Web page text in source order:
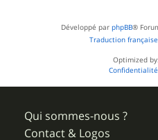
Développé par phpBB®
Traduction
Optimized by:
Confidentialité
Qui sommes-nous ?
Contact & Logos